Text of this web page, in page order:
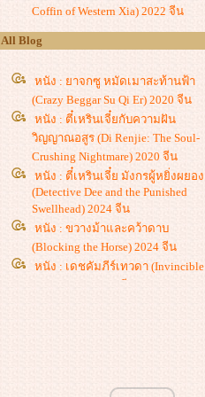
Coffin of Western Xia) 2022 จีน
All Blog
หนัง : ยาจกซู หมัดเมาสะท้านฟ้า
(Crazy Beggar Su Qi Er) 2020 จีน
หนัง : ตี๋เหรินเจี๋ยกับความฝัน
วิญญาณอสูร (Di Renjie: The Soul-
Crushing Nightmare) 2020 จีน
หนัง : ตี๋เหรินเจี๋ย มังกรผู้หยิ่งผยอง
(Detective Dee and the Punished
Swellhead) 2024 จีน
หนัง : ขวางม้าและคว้าดาบ
(Blocking the Horse) 2024 จีน
หนัง : เดชคัมภีร์เทวดา (Invincible
Swordsman) 2025 จีน